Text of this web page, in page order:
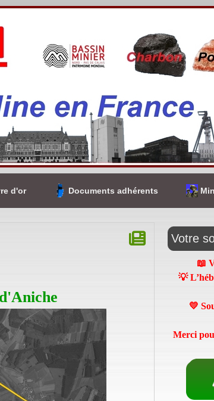
d'or Documents adhérents
Votre
📖
💡
💛
Merci